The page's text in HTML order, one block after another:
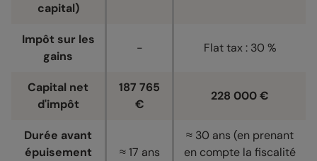
capital)
Impôt sur les
gains
- Flat tax : 30 %
Capital net
d'impôt
187 765
€
228 000 €
Durée avant
épuisement
≈ 17 ans
≈ 30 ans (en prenant
en compte la fiscalité